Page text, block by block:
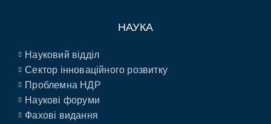
НАУКА
Науковий відділ
Сектор інноваційного розвитку
Проблемна НДР
Наукові форуми
Фахові видання